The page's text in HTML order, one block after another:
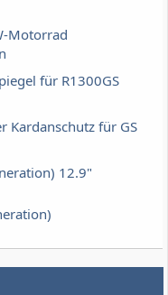
Motorrad
für R1300GS
Kardanschutz für GS
12.9"